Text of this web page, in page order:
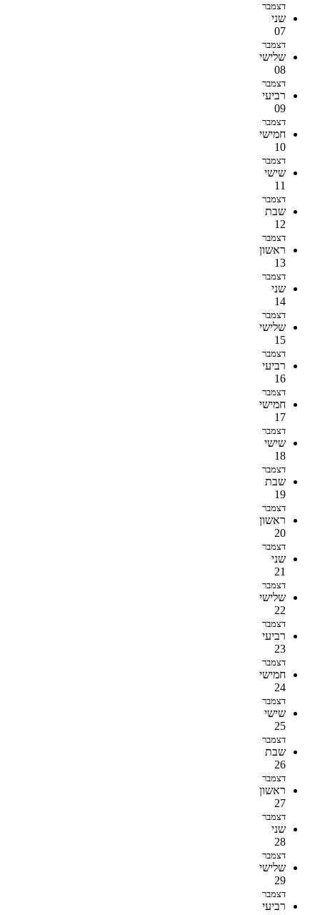
דצמבר
שני
07
דצמבר
שלישי
08
דצמבר
רביעי
09
דצמבר
חמישי
10
דצמבר
שישי
11
דצמבר
שבת
12
דצמבר
ראשון
13
דצמבר
שני
14
דצמבר
שלישי
15
דצמבר
רביעי
16
דצמבר
חמישי
17
דצמבר
שישי
18
דצמבר
שבת
19
דצמבר
ראשון
20
דצמבר
שני
21
דצמבר
שלישי
22
דצמבר
רביעי
23
דצמבר
חמישי
24
דצמבר
שישי
25
דצמבר
שבת
26
דצמבר
ראשון
27
דצמבר
שני
28
דצמבר
שלישי
29
דצמבר
רביעי